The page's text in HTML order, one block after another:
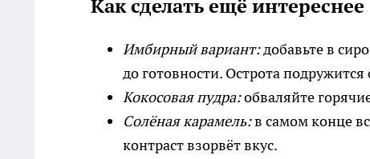
Как сделать ещё интереснее
Имбирный вариант:добавьте в
до готовности. Острота подружится
Кокосовая пудра:обваляйте
Солёная карамель:в самом конце
контраст взорвёт вкус.